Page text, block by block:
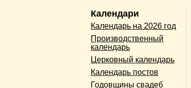
Календари
Календарь на 2026 год
Производственный
календарь
Церковный календарь
Календарь постов
Годовщины свадеб